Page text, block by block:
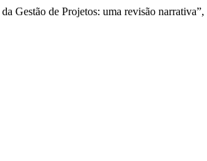
Gestão de Projetos: uma revisão narrativa”,